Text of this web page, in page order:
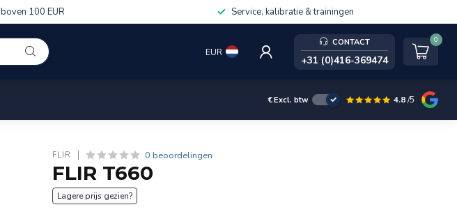
boven 100 EUR Service, kalibratie & trainingen
EUR
CONTACT
+31 (0)416-369474
0
€Excl. btw 4.8/5
FLIR 0 beoordelingen
FLIR T660
Lagere prijs gezien?